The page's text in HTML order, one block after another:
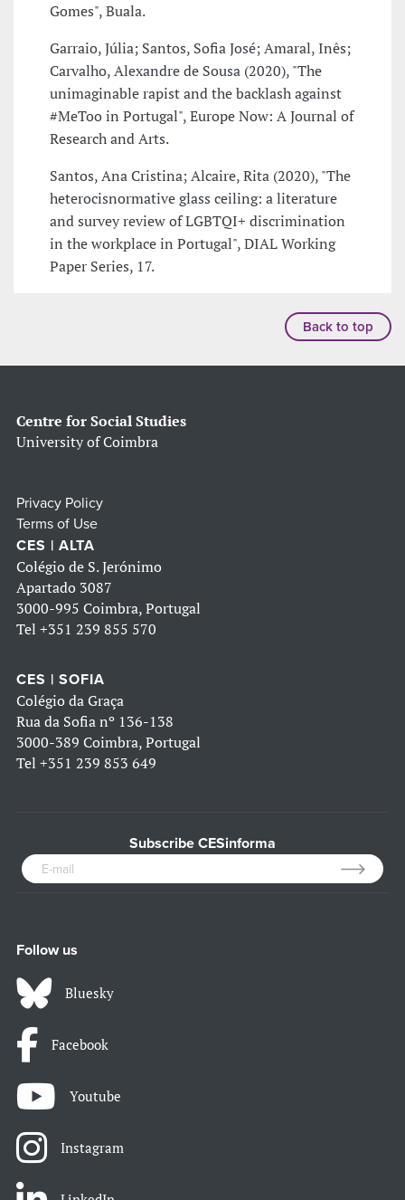
Gomes", Buala.
Garraio, Júlia; Santos, Sofia José; Amaral, Inês;
Carvalho, Alexandre de Sousa (2020), "The
unimaginable rapist and the backlash against
#MeToo in Portugal", Europe Now: A Journal of
Research and Arts.
Santos, Ana Cristina; Alcaire, Rita (2020), "The
heterocisnormative glass ceiling: a literature
and survey review of LGBTQI+ discrimination
in the workplace in Portugal", DIAL Working
Paper Series, 17.
Back to top
Centre for Social Studies
University of Coimbra
Privacy Policy
Terms of Use
CES | ALTA
Colégio de S. Jerónimo
Apartado 3087
3000-995 Coimbra, Portugal
Tel +351 239 855 570
CES | SOFIA
Colégio da Graça
Rua da Sofia nº 136-138
3000-389 Coimbra, Portugal
Tel +351 239 853 649
Subscribe CESinforma
Follow us
Bluesky
Facebook
Youtube
Instagram